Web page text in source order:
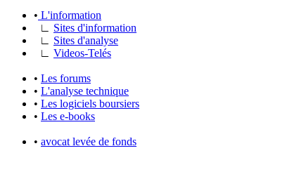
• L'information
∟ Sites d'information
∟ Sites d'analyse
∟ Videos-Telés
• Les forums
• L'analyse technique
• Les logiciels boursiers
• Les e-books
• avocat levée de fonds